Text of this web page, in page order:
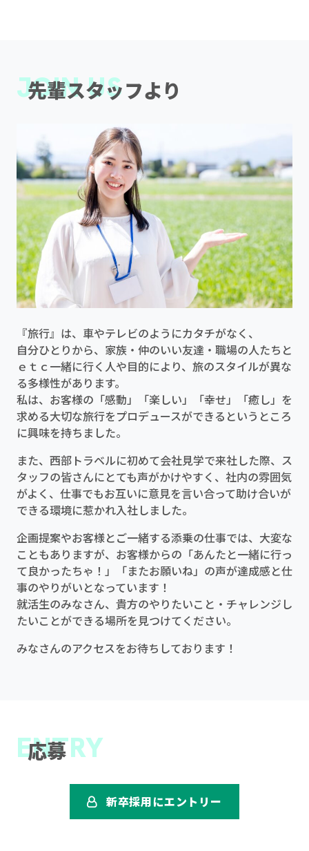
JOIN US
先輩スタッフより
『旅行』は、車やテレビのようにカタチがなく、
自分ひとりから、家族・仲のいい友達・職場の人たちと
ｅｔｃ一緒に行く人や目的により、旅のスタイルが異な
る多様性があります。
私は、お客様の「感動」「楽しい」「幸せ」「癒し」を
求める大切な旅行をプロデュースができるというところ
に興味を持ちました。
また、西部トラベルに初めて会社見学で来社した際、ス
タッフの皆さんにとても声がかけやすく、社内の雰囲気
がよく、仕事でもお互いに意見を言い合って助け合いが
できる環境に惹かれ入社しました。
企画提案やお客様とご一緒する添乗の仕事では、大変な
こともありますが、お客様からの「あんたと一緒に行っ
て良かったちゃ！」「またお願いね」の声が達成感と仕
事のやりがいとなっています！
就活生のみなさん、貴方のやりたいこと・チャレンジし
たいことができる場所を見つけてください。
みなさんのアクセスをお待ちしております！
ENTRY
応募
新卒採用にエントリー